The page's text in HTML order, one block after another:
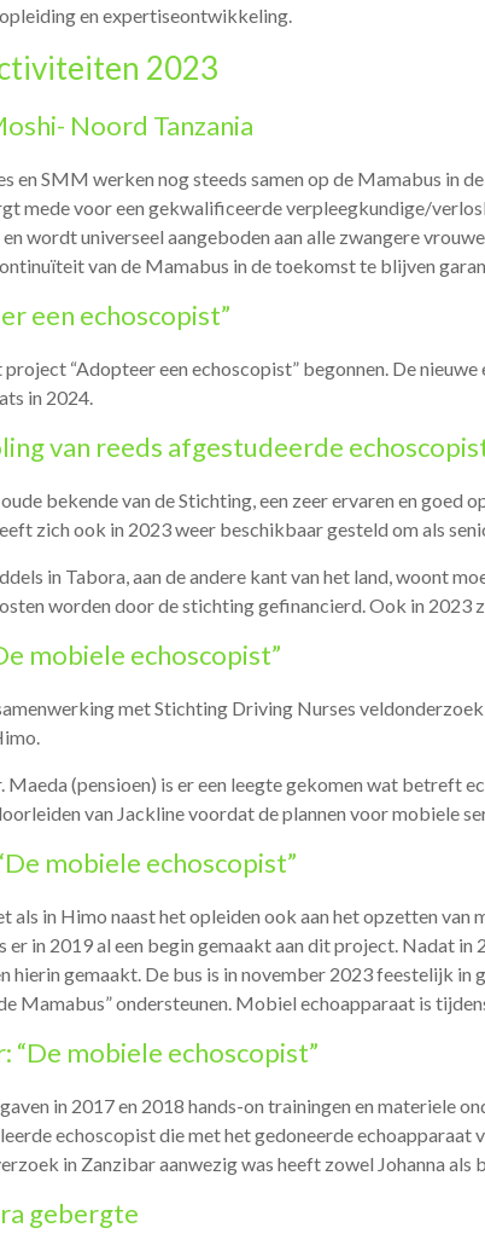
en expertiseontwikkeling.
2023
Noord Tanzania
en SMM werken nog steeds samen op de Mamabus in
mede voor een gekwalificeerde verpleegkundige/
wordt universeel aangeboden aan alle zwangere
van de Mamabus in de toekomst te blijven
een echoscopist”
“Adopteer een echoscopist” begonnen. De
in 2024.
van reeds afgestudeerde
bekende van de Stichting, een zeer ervaren en
zich ook in 2023 weer beschikbaar gesteld om als
in Tabora, aan de andere kant van het land, woont
worden door de stichting gefinancierd. Ook in 2023
mobiele echoscopist”
met Stichting Driving Nurses
(pensioen) is er een leegte gekomen wat betreft
van Jackline voordat de plannen voor mobiele
mobiele echoscopist”
als in Himo naast het opleiden ook aan het opzetten
er in 2019 al een begin gemaakt aan dit project. Nadat
hierin gemaakt. De bus is in november 2023 feestelijk in
Mamabus” ondersteunen. Mobiel echoapparaat is
“De mobiele echoscopist”
in 2017 en 2018 hands-on trainingen en materiele
echoscopist die met het gedoneerde echoapparaat
in Zanzibar aanwezig was heeft zowel Johanna
gebergte